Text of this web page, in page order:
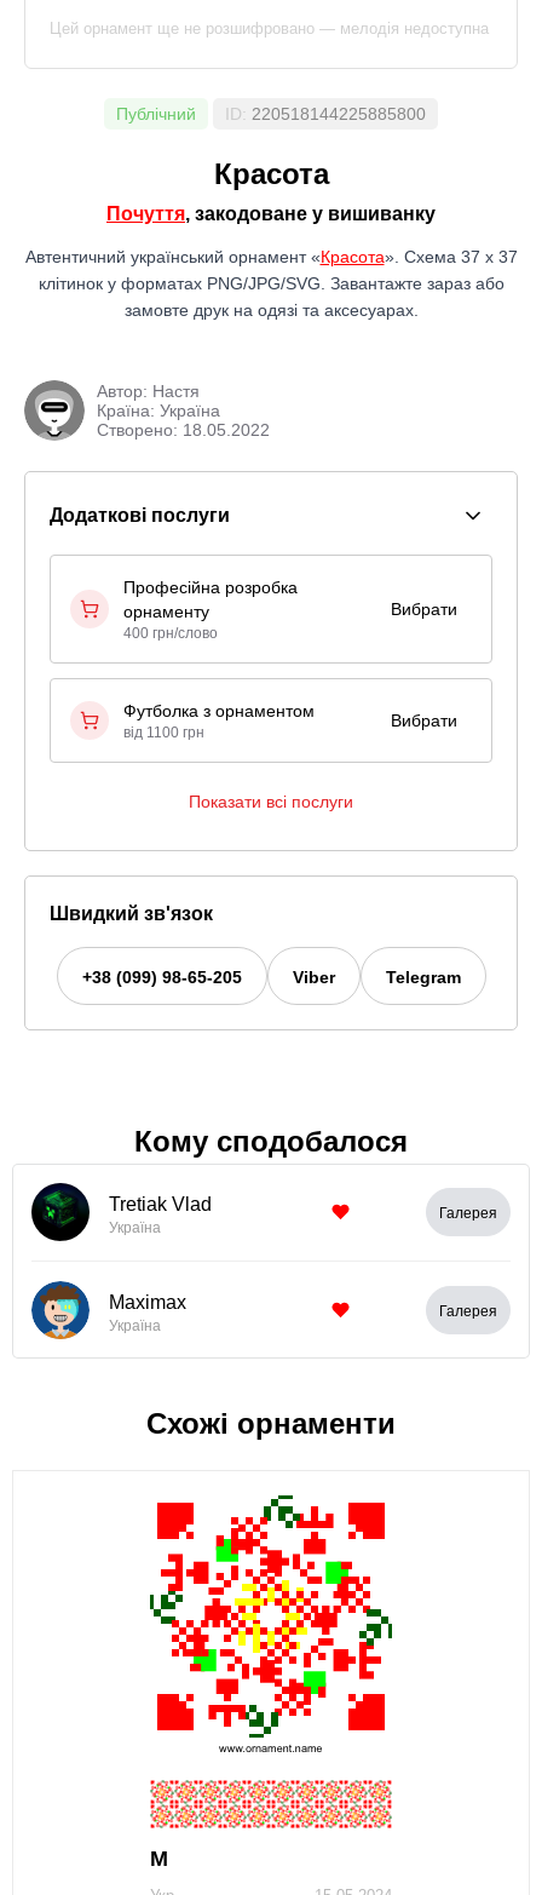
Цей орнамент ще не розшифровано — мелодія недоступна
Публічний ID: 220518144225885800
Красота
Почуття, закодоване у вишиванку
Автентичний український орнамент «Красота». Схема 37 x 37
клітинок у форматах PNG/JPG/SVG. Завантажте зараз або
замовте друк на одязі та аксесуарах.
Автор: Настя
Країна: Україна
Створено: 18.05.2022
Додаткові послуги
Професійна розробка
орнаменту
400 грн/слово
Вибрати
Футболка з орнаментом
від 1100 грн
Вибрати
Показати всі послуги
Швидкий зв'язок
+38 (099) 98-65-205 Viber Telegram
Кому сподобалося
Tretiak Vlad
Україна
Галерея
Maximax
Україна
Галерея
Схожі орнаменти
М